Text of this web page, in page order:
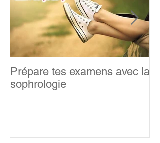
Prépare tes examens avec la
sophrologie